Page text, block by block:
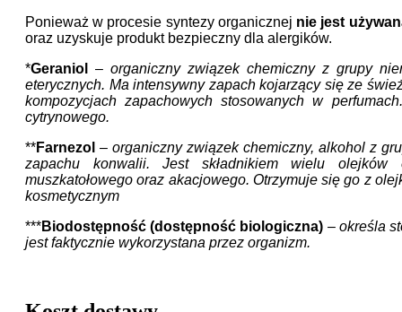
Ponieważ w procesie syntezy organicznej nie jest
oraz uzyskuje produkt bezpieczny dla alergików.
*Geraniol – organiczny związek chemiczny z grupy
eterycznych. Ma intensywny zapach kojarzący się ze
kompozycjach zapachowych stosowanych w
cytrynowego.
**Farnezol – organiczny związek chemiczny, alkohol z
zapachu konwalii. Jest składnikiem wielu olejków
muszkatołowego oraz akacjowego. Otrzymuje się go z
kosmetycznym
***Biodostępność (dostępność biologiczna) – określa
jest faktycznie wykorzystana przez organizm.